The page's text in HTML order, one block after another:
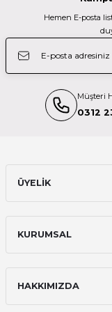
Manfrotto
Manfrotto 200PL Hızlı
1.200,00
Manfrotto
Manfrotto 131DDB
10.500,00
Hemen E-posta
Müşteri
0312
ÜYELİK
KURUMSAL
HAKKIMIZDA